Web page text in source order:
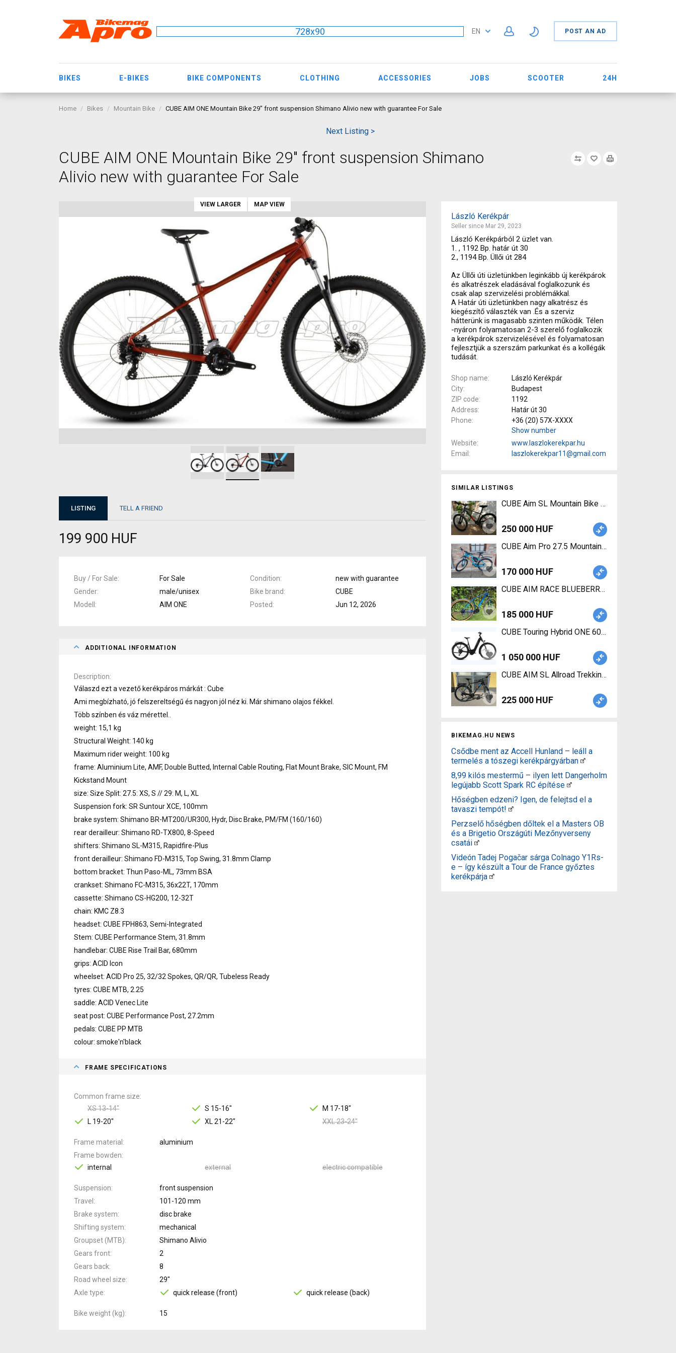
728x90 EN POST AN AD
BIKES E-BIKES BIKE COMPONENTS CLOTHING ACCESSORIES JOBS SCOOTER 24H
Home Bikes Mountain Bike CUBE AIM ONE Mountain Bike 29" front suspension Shimano Alivio new with guarantee For Sale
Next Listing >
CUBE AIM ONE Mountain Bike 29" front suspension Shimano
Alivio new with guarantee For Sale
László Kerékpár
Seller since Mar 29, 2023
László Kerékpárból 2 üzlet van.
1. , 1192 Bp. határ út 30
2., 1194 Bp. Üllői út 284
Az Üllői úti üzletünkben leginkább új kerékpárok
és alkatrészek eladásával foglalkozunk és
csak alap szervizelési problémákkal.
A Határ úti üzletünkben nagy alkatrész és
kiegészítő választék van .És a szerviz
hátterünk is magasabb szinten működik. Télen
-nyáron folyamatosan 2-3 szerelő foglalkozik
a kerékpárok szervizelésével és folyamatosan
fejlesztjük a szerszám parkunkat és a kollégák
tudását.
Shop name
László Kerékpár
City
Budapest
ZIP code
1192
Address
Határ út 30
Phone
+36 (20) 57X-XXXX
Show number
Website
www.laszlokerekpar.hu
Email
laszlokerekpar11@gmail.com
SIMILAR LISTINGS
CUBE Aim SL Mountain Bike 27.5" (650b) front
250 000 HUF
CUBE Aim Pro 27.5 Mountain Bike 27.5" (650b)
170 000 HUF
CUBE AIM RACE BLUEBERRY´N´LIME 29"
185 000 HUF
CUBE Touring Hybrid ONE 600 Electric
1 050 000 HUF
CUBE AIM SL Allroad Trekking/cross disc brake
225 000 HUF
BIKEMAG.HU NEWS
Csődbe ment az Accell Hunland – leáll a
termelés a tószegi kerékpárgyárban
8,99 kilós mestermű – ilyen lett Dangerholm
legújabb Scott Spark RC építése
Hőségben edzeni? Igen, de felejtsd el a
tavaszi tempót!
Perzselő hőségben dőltek el a Masters OB
és a Brigetio Országúti Mezőnyverseny
csatái
Videón Tadej Pogačar sárga Colnago Y1Rs-
e – így készült a Tour de France győztes
kerékpárja
VIEW LARGER MAP VIEW
LISTING TELL A FRIEND
199 900 HUF
Buy / For Sale For Sale Condition
new with guarantee
Gender
male/unisex Bike brand
CUBE
Modell
AIM ONE Posted Jun 12, 2026
ADDITIONAL INFORMATION
Description
Válaszd ezt a vezető kerékpáros márkát : Cube
Ami megbízható, jó felszereltségű és nagyon jól néz ki. Már shimano olajos fékkel.
Több színben és váz mérettel..
weight: 15,1 kg
Structural Weight: 140 kg
Maximum rider weight: 100 kg
frame: Aluminium Lite, AMF, Double Butted, Internal Cable Routing, Flat Mount Brake, SIC Mount, FM
Kickstand Mount
size: Size Split: 27.5: XS, S // 29: M, L, XL
Suspension fork: SR Suntour XCE, 100mm
brake system: Shimano BR-MT200/UR300, Hydr, Disc Brake, PM/FM (160/160)
rear derailleur: Shimano RD-TX800, 8-Speed
shifters: Shimano SL-M315, Rapidfire-Plus
front derailleur: Shimano FD-M315, Top Swing, 31.8mm Clamp
bottom bracket: Thun Paso-ML, 73mm BSA
crankset: Shimano FC-M315, 36x22T, 170mm
cassette: Shimano CS-HG200, 12-32T
chain: KMC Z8.3
headset: CUBE FPH863, Semi-Integrated
Stem: CUBE Performance Stem, 31.8mm
handlebar: CUBE Rise Trail Bar, 680mm
grips: ACID Icon
wheelset: ACID Pro 25, 32/32 Spokes, QR/QR, Tubeless Ready
tyres: CUBE MTB, 2.25
saddle: ACID Venec Lite
seat post: CUBE Performance Post, 27.2mm
pedals: CUBE PP MTB
colour: smoke'n'black
FRAME SPECIFICATIONS
Common frame size
XS 13-14"
S 15-16"
M 17-18"
L 19-20"
XL 21-22" XXL 23-24"
Frame material
aluminium
Frame bowden
internal
external electric compatible
Suspension
front suspension
Travel
101-120 mm
Brake system
disc brake
Shifting system
mechanical
Groupset (MTB)
Shimano Alivio
Gears front
2
Gears back
8
Road wheel size
29"
Axle type
quick release (front) quick release (back)
Bike weight (kg) 15